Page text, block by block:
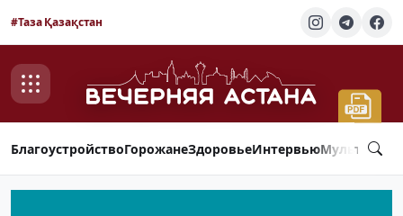
#Таза Қазақстан
БлагоустройствоГорожанеЗдоровьеИнтервью